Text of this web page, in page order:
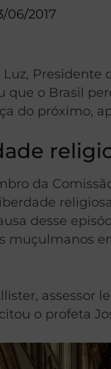
06/2017
Presidente
que o Brasil
do próximo,
da
desse
muçulmanos
assessor
o profeta